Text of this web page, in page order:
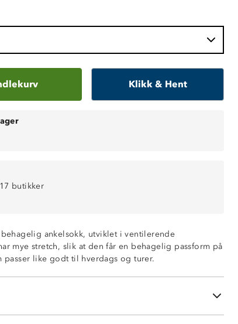
Klikk & Hent
butikker
ankelsokk, utviklet i ventilerende
mye stretch, slik at den får en behagelig passform på
passer like godt til hverdags og turer.